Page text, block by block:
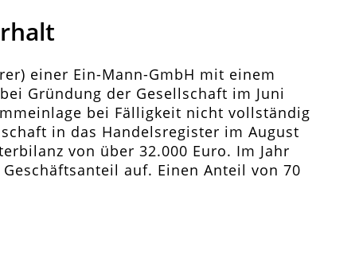
einer Ein-Mann-GmbH mit einem
Gründung der Gesellschaft im Juni
bei Fälligkeit nicht vollständig
in das Handelsregister im August
von über 32.000 Euro. Im Jahr
auf. Einen Anteil von 70